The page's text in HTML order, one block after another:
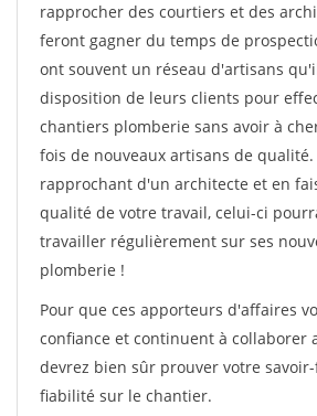
rapprocher des courtiers et des
feront gagner du temps de
ont souvent un réseau d'artisans
disposition de leurs clients pour
chantiers plomberie sans avoir à
fois de nouveaux artisans de qualité.
rapprochant d'un architecte et en
qualité de votre travail, celui-ci
travailler régulièrement sur ses
plomberie !
Pour que ces apporteurs d'affaires
confiance et continuent à collaborer
devrez bien sûr prouver votre
fiabilité sur le chantier.